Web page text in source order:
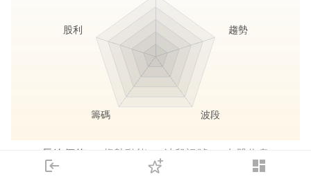
login dashboard
下單
長線價值 趨勢動能 波段訊號 存股收息
趨勢
波段
籌碼
股利